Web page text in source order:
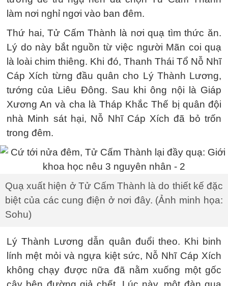
làm nơi nghỉ ngơi vào ban đêm.
Thứ hai, Tử Cấm Thành là nơi quạ tìm thức ăn.
Lý do này bắt nguồn từ việc người Mãn coi quạ
là loài chim thiêng. Khi đó, Thanh Thái Tổ Nỗ Nhĩ
Cáp Xích từng đầu quân cho Lý Thành Lương,
tướng của Liêu Đông. Sau khi ông nội là Giáp
Xương An và cha là Tháp Khắc Thế bị quân đội
nhà Minh sát hại, Nỗ Nhĩ Cáp Xích đã bỏ trốn
trong đêm.
Quạ xuất hiện ở Tử Cấm Thành là do thiết kế đặc
biệt của các cung điện ở nơi đây. (Ảnh minh họa:
Sohu)
Lý Thành Lương dẫn quân đuổi theo. Khi binh
lính mệt mỏi và ngựa kiệt sức, Nỗ Nhĩ Cáp Xích
không chạy được nữa đã nằm xuống một gốc